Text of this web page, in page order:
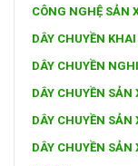
CÔNG NGHỆ SẢN
DÂY CHUYỀN
DÂY CHUYỀN
DÂY CHUYỀN
DÂY CHUYỀN SẢN
DÂY CHUYỀN